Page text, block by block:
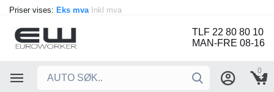
Priser vises: Eks mva Inkl mva
TLF 22 80 80 10
MAN-FRE 08-16
0